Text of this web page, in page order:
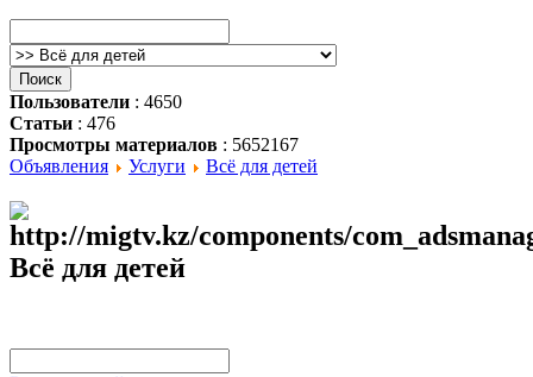
Пользователи : 4650
Статьи : 476
Просмотры материалов : 5652167
Объявления
Услуги Всё для детей
Всё для детей